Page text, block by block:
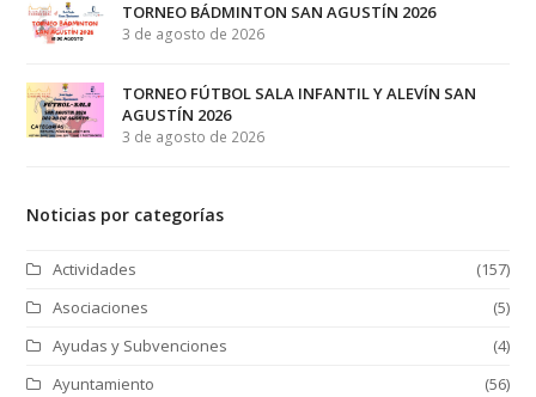
TORNEO BÁDMINTON SAN AGUSTÍN 2026
3 de agosto de 2026
TORNEO FÚTBOL SALA INFANTIL Y ALEVÍN SAN
AGUSTÍN 2026
3 de agosto de 2026
Noticias por categorías
Actividades
(157)
Asociaciones
(5)
Ayudas y Subvenciones
(4)
Ayuntamiento
(56)